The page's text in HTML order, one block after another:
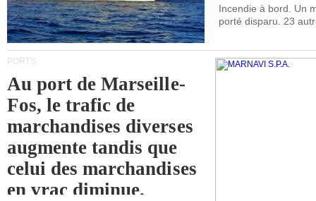
Incendie à bord. Un
porté disparu. 23
PORTS
Au port de Marseille-
Fos, le trafic de
marchandises diverses
augmente tandis que
celui des marchandises
en vrac diminue.